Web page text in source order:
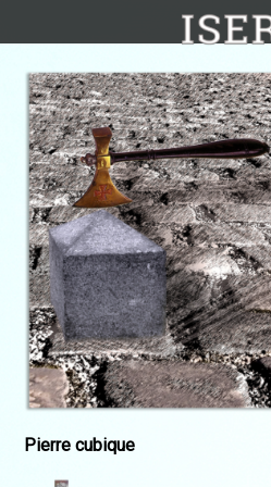
English (US)
Français
Portrait
Parcours
Galerie
Photomontages
Contact
Téléchargements
Pierre cubique